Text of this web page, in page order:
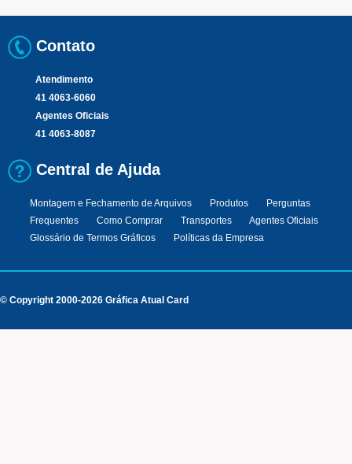
Contato
Atendimento
41 4063-6060
Agentes Oficiais
41 4063-8087
Central de Ajuda
Montagem e Fechamento de Arquivos Produtos
Perguntas
Frequentes
Como Comprar Transportes
Agentes Oficiais
Glossário de Termos Gráficos
Políticas da Empresa
© Copyright 2000-2026 Gráfica Atual Card